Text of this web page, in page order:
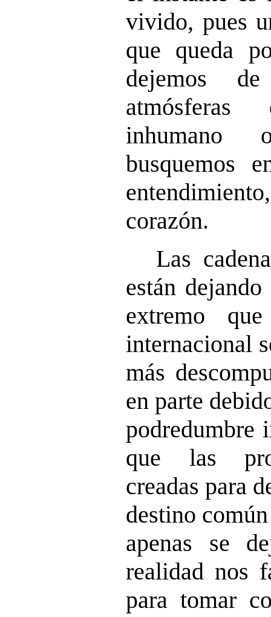
vivido, pues
que queda
dejemos
inhumano
busquemos
corazón.
Las
están
extremo
internacional
más
en parte
podredumbre
que las
creadas para
destino
apenas se
realidad nos
para tomar